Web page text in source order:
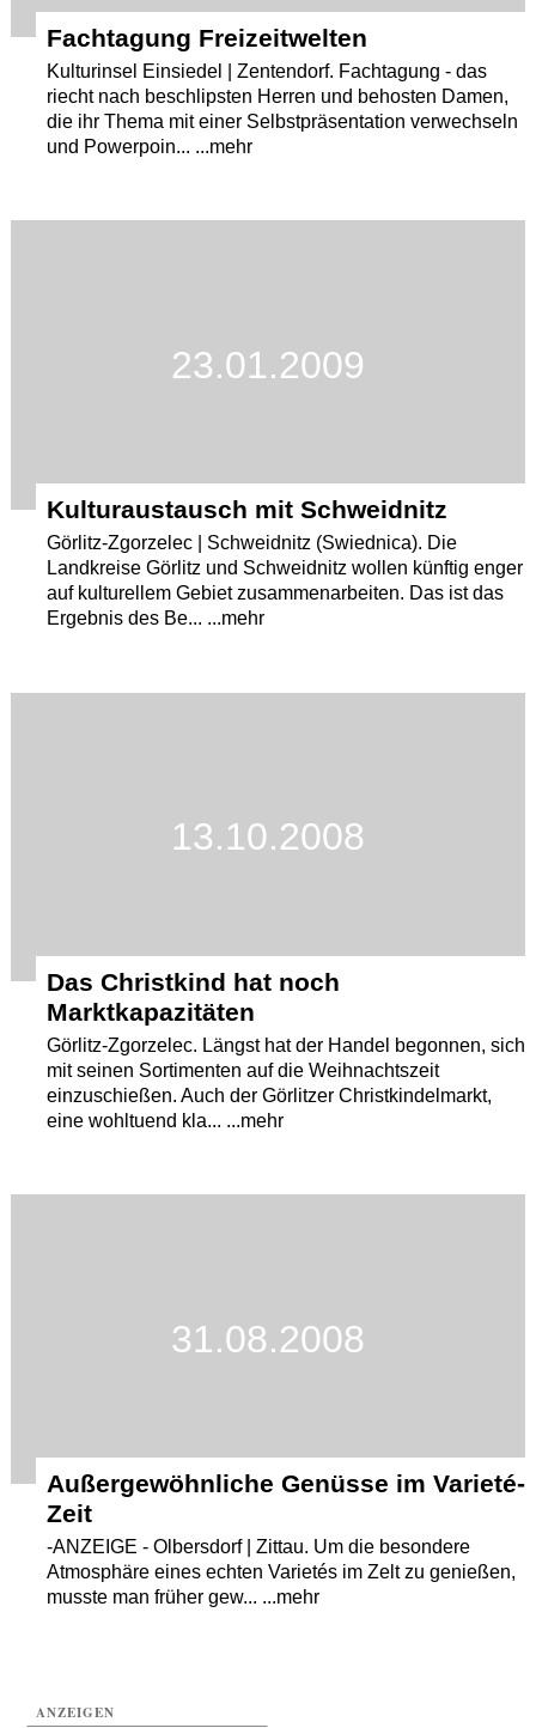
Fachtagung Freizeitwelten
Kulturinsel Einsiedel | Zentendorf. Fachtagung - das
riecht nach beschlipsten Herren und behosten Damen,
die ihr Thema mit einer Selbstpräsentation verwechseln
und Powerpoin... ...mehr
23.01.2009
Kulturaustausch mit Schweidnitz
Görlitz-Zgorzelec | Schweidnitz (Swiednica). Die
Landkreise Görlitz und Schweidnitz wollen künftig enger
auf kulturellem Gebiet zusammenarbeiten. Das ist das
Ergebnis des Be... ...mehr
13.10.2008
Das Christkind hat noch
Marktkapazitäten
Görlitz-Zgorzelec. Längst hat der Handel begonnen, sich
mit seinen Sortimenten auf die Weihnachtszeit
einzuschießen. Auch der Görlitzer Christkindelmarkt,
eine wohltuend kla... ...mehr
31.08.2008
Außergewöhnliche Genüsse im Varieté-
Zeit
-ANZEIGE - Olbersdorf | Zittau. Um die besondere
Atmosphäre eines echten Varietés im Zelt zu genießen,
musste man früher gew... ...mehr
ANZEIGEN